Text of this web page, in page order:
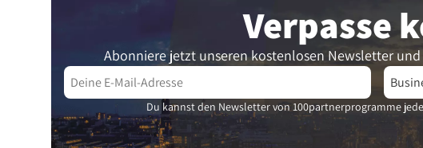
Verpasse
Abonniere jetzt unseren kostenlosen Newsletter
Du kannst den Newsletter von 100partnerprogramme